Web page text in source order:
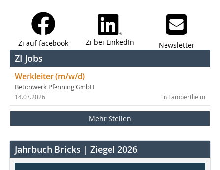
Zi auf facebook Zi bei LinkedIn Newsletter
ZI Jobs
Werkleiter (m/w/d)
Betonwerk Pfenning GmbH
in Lampertheim
14.07.2026
Mehr Stellen
Jahrbuch Bricks | Ziegel 2026